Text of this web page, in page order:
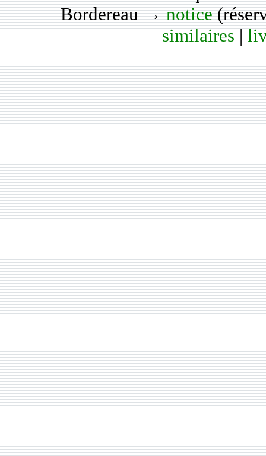
Bordereau →notice
similaires|